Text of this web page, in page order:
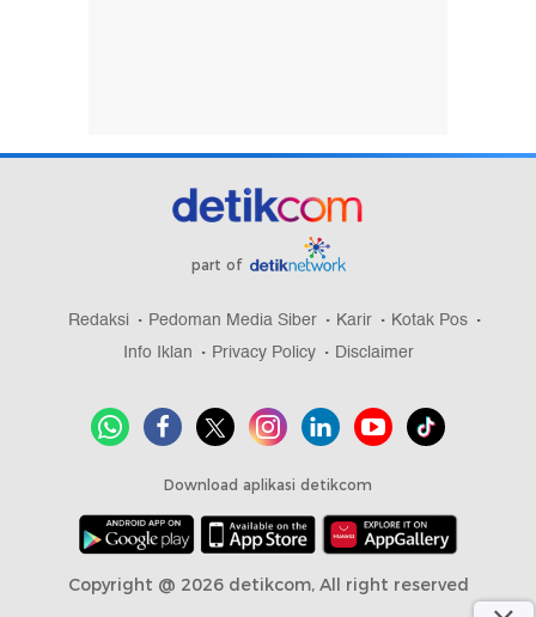
part of
Redaksi Pedoman Media Siber Karir
Kotak Pos
Info Iklan
Privacy Policy Disclaimer
Download aplikasi detikcom
Copyright @ 2026 detikcom, All right reserved